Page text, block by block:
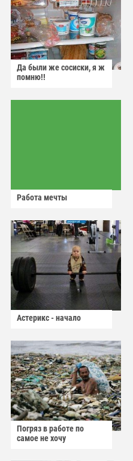
Да были же сосиски, я ж
помню!!
Работа мечты
Астерикс - начало
Погряз в работе по
самое не хочу